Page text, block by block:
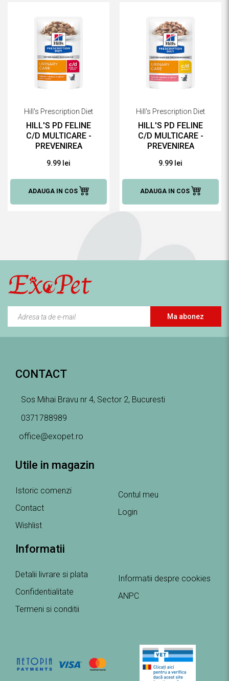
Hill's Prescription Diet
HILL'S PD FELINE
C/D MULTICARE -
PREVENIREA
STRUVITILOR, 85 G
9.99 lei
ADAUGA IN COS
Hill's Prescription Diet
HILL'S PD FELINE
C/D MULTICARE -
PREVENIREA
STRUVITILOR,
SOMON, 85 G
9.99 lei
ADAUGA IN COS
Ma abonez
CONTACT
Sos Mihai Bravu nr 4, Sector 2, Bucuresti
0371788989
office@exopet.ro
Utile in magazin
Istoric comenzi
Contact
Wishlist
Contul meu
Login
Informatii
Detalii livrare si plata
Confidentialitate
Termeni si conditii
Informatii despre cookies
ANPC